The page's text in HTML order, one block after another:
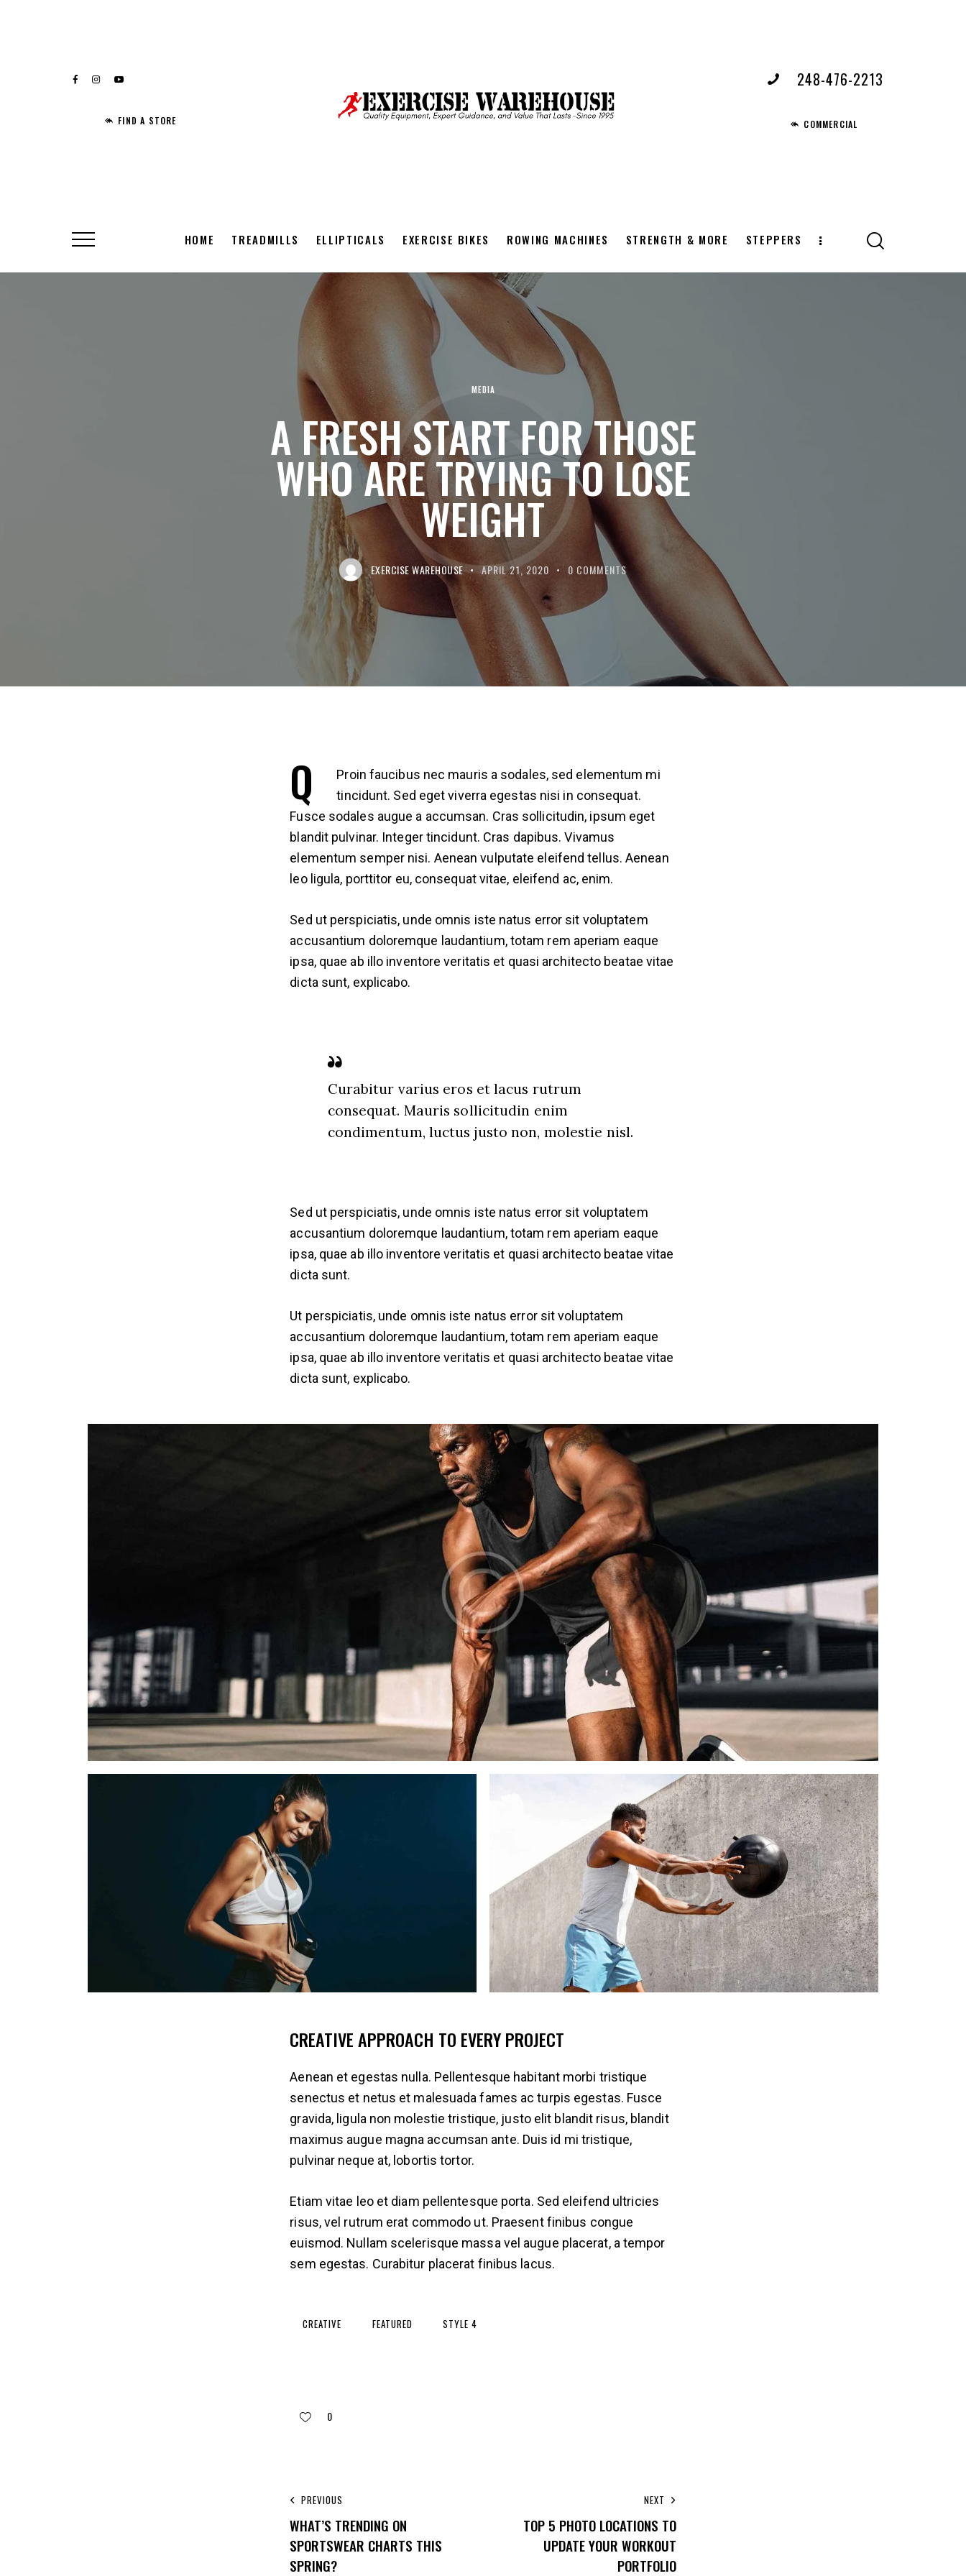
FIND A STORE
248-476-2213
COMMERCIAL
HOME TREADMILLS ELLIPTICALS EXERCISE BIKES ROWING MACHINES STRENGTH & MORE STEPPERS
MEDIA
A FRESH START FOR THOSE
WHO ARE TRYING TO LOSE
WEIGHT
EXERCISE WAREHOUSE APRIL 21, 2020 0 COMMENTS
Q
Proin faucibus nec mauris a sodales, sed elementum mi
tincidunt. Sed eget viverra egestas nisi in consequat.
Fusce sodales augue a accumsan. Cras sollicitudin, ipsum eget
blandit pulvinar. Integer tincidunt. Cras dapibus. Vivamus
elementum semper nisi. Aenean vulputate eleifend tellus. Aenean
leo ligula, porttitor eu, consequat vitae, eleifend ac, enim.
Sed ut perspiciatis, unde omnis iste natus error sit voluptatem
accusantium doloremque laudantium, totam rem aperiam eaque
ipsa, quae ab illo inventore veritatis et quasi architecto beatae vitae
dicta sunt, explicabo.
Curabitur varius eros et lacus rutrum
consequat. Mauris sollicitudin enim
condimentum, luctus justo non, molestie nisl.
Sed ut perspiciatis, unde omnis iste natus error sit voluptatem
accusantium doloremque laudantium, totam rem aperiam eaque
ipsa, quae ab illo inventore veritatis et quasi architecto beatae vitae
dicta sunt.
Ut perspiciatis, unde omnis iste natus error sit voluptatem
accusantium doloremque laudantium, totam rem aperiam eaque
ipsa, quae ab illo inventore veritatis et quasi architecto beatae vitae
dicta sunt, explicabo.
CREATIVE APPROACH TO EVERY PROJECT
Aenean et egestas nulla. Pellentesque habitant morbi tristique
senectus et netus et malesuada fames ac turpis egestas. Fusce
gravida, ligula non molestie tristique, justo elit blandit risus, blandit
maximus augue magna accumsan ante. Duis id mi tristique,
pulvinar neque at, lobortis tortor.
Etiam vitae leo et diam pellentesque porta. Sed eleifend ultricies
risus, vel rutrum erat commodo ut. Praesent finibus congue
euismod. Nullam scelerisque massa vel augue placerat, a tempor
sem egestas. Curabitur placerat finibus lacus.
CREATIVE FEATURED STYLE 4
0
PREVIOUS
WHAT’S TRENDING ON
SPORTSWEAR CHARTS THIS
SPRING?
NEXT
TOP 5 PHOTO LOCATIONS TO
UPDATE YOUR WORKOUT
PORTFOLIO